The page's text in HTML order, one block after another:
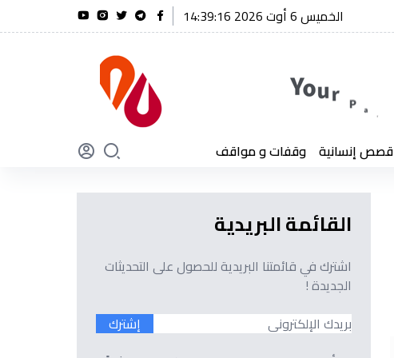
الفريق أول شنقريحة يؤكد أن الجزائر لن تنسى أبدًا تضحيات أبنائها
الخميس 6 أوت 2026 14:39:17
قصص إنسانية وقفات و مواقف
القائمة البريدية
اشترك في قائمتنا البريدية للحصول على التحديثات
الجديدة !
إشترك